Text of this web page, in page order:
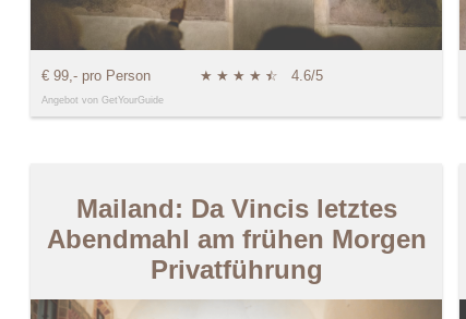
€ 99,- pro Person ★ ★ ★ ★ ★
☆ 4.6/5
Angebot von GetYourGuide
Mailand: Da Vincis letztes
Abendmahl am frühen Morgen
Privatführung